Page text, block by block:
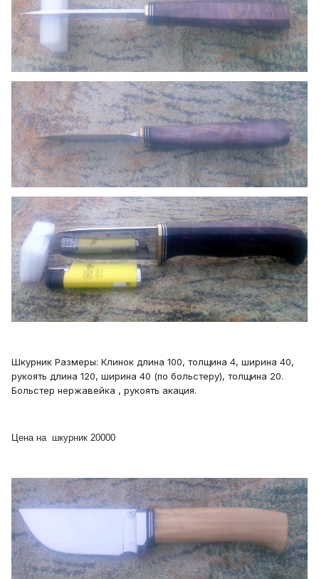
Шкурник Размеры: Клинок длина 100, толщина 4, ширина 40,
рукоять длина 120, ширина 40 (по больстеру), толщина 20.
Больстер нержавейка , рукоять акация.
Цена на шкурник 20000